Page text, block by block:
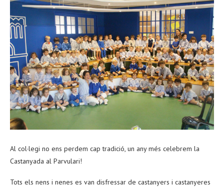
Al col·legi no ens perdem cap tradició, un any més celebrem la
Castanyada al Parvulari!
Tots els nens i nenes es van disfressar de castanyers i castanyeres